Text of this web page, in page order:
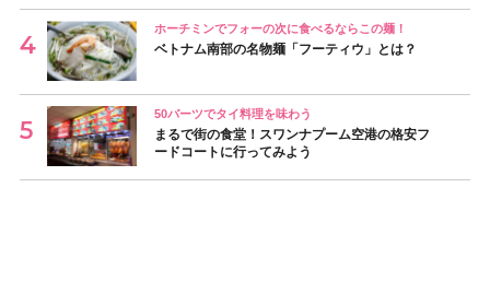
ホーチミンでフォーの次に食べるならこの麺！
ベトナム南部の名物麺「フーティウ」とは？
50バーツでタイ料理を味わう
まるで街の食堂！スワンナプーム空港の格安フ
ードコートに行ってみよう